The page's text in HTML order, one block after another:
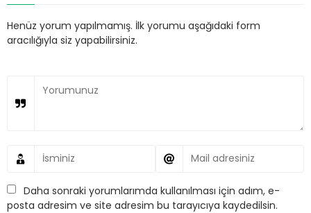
Henüz yorum yapılmamış. İlk yorumu aşağıdaki form
aracılığıyla siz yapabilirsiniz.
Daha sonraki yorumlarımda kullanılması için adım, e-
posta adresim ve site adresim bu tarayıcıya kaydedilsin.